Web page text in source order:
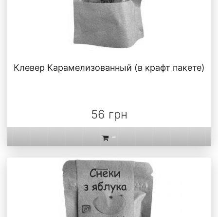
Клевер Карамелизованный (в крафт пакете)
56 грн
-